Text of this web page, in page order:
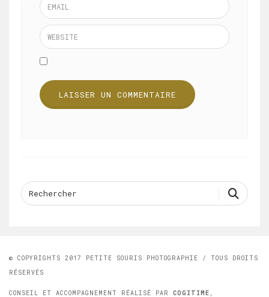
© COPYRIGHTS 2017 PETITE SOURIS PHOTOGRAPHIE / TOUS DROITS
RÉSERVÉS
CONSEIL ET ACCOMPAGNEMENT RÉALISÉ PAR COGITIME ,